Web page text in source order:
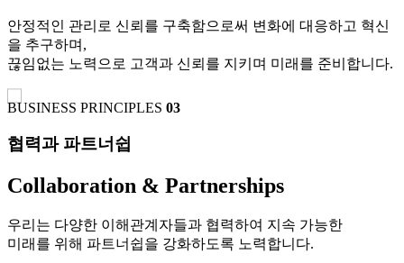
안정적인 관리로 신뢰를 구축함으로써 변화에 대응하고 혁신
을 추구하며,
끊임없는 노력으로 고객과 신뢰를 지키며 미래를 준비합니다.
BUSINESS PRINCIPLES 03
협력과 파트너쉽
Collaboration & Partnerships
우리는 다양한 이해관계자들과 협력하여 지속 가능한
미래를 위해 파트너쉽을 강화하도록 노력합니다.